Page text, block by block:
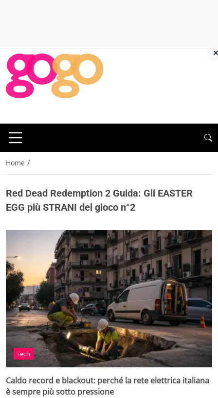
Home /
Red Dead Redemption 2 Guida: Gli EASTER
EGG più STRANI del gioco n°2
Tech
Caldo record e blackout: perché la rete elettrica italiana
è sempre più sotto pressione
×